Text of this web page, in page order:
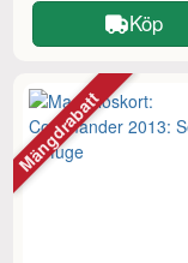
Köp
Mängdrabatt